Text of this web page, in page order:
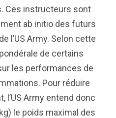
Ces instructeurs sont
ab initio des futurs
l’US Army. Selon cette
de certains
les performances de
Pour réduire
l’US Army entend donc
le poids maximal des